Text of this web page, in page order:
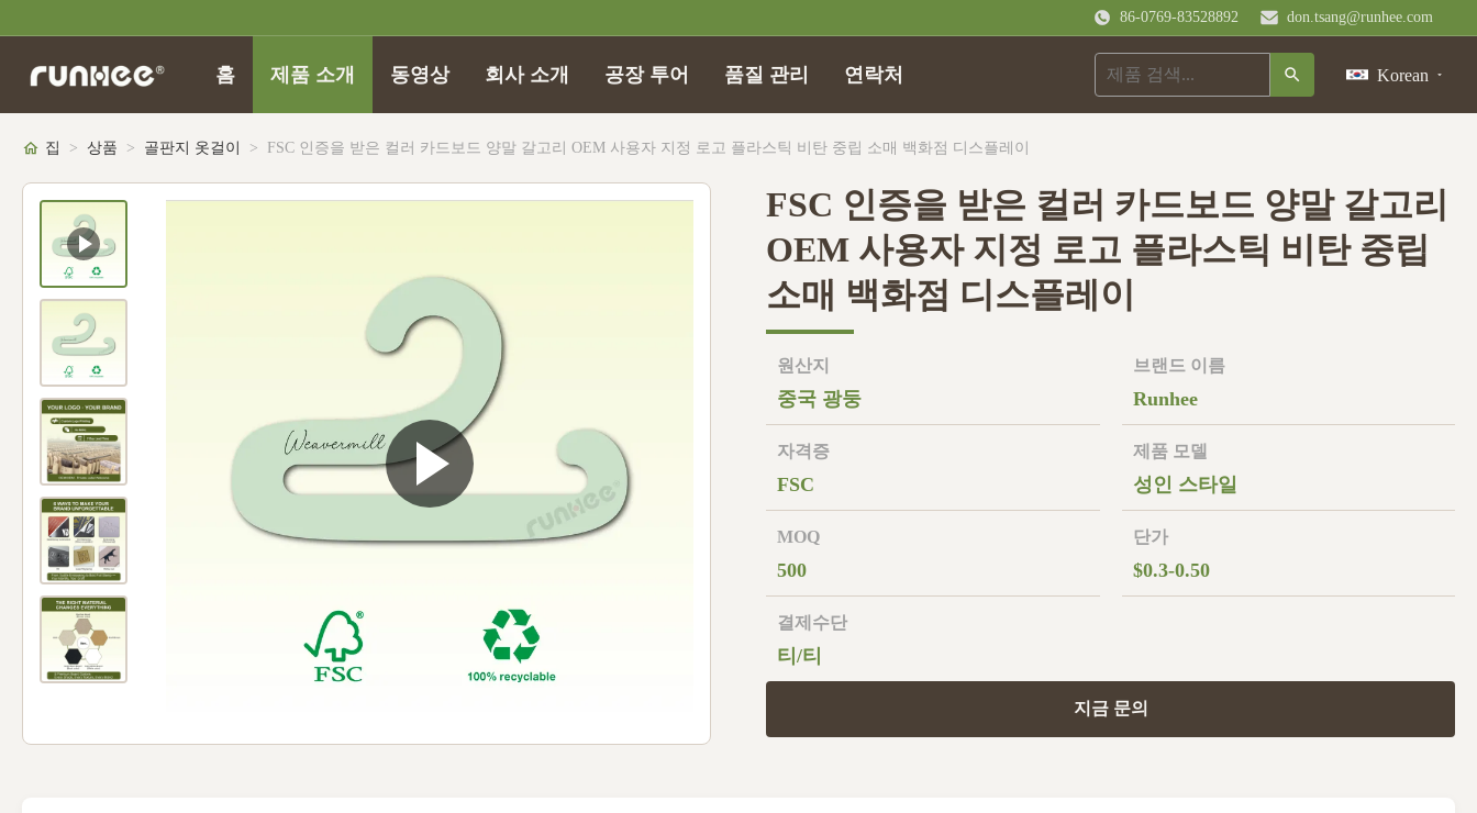
86-0769-83528892 don.tsang@runhee.com
홈 제품 소개 동영상 회사 소개 공장 투어 품질 관리 연락처 Korean
집 > 상품 > 골판지 옷걸이 > FSC 인증을 받은 컬러 카드보드 양말 갈고리 OEM 사용자 지정 로고 플라스틱 비탄 중립 소매 백화점 디스플레이
FSC 인증을 받은 컬러 카드보드 양말 갈고리
OEM 사용자 지정 로고 플라스틱 비탄 중립
소매 백화점 디스플레이
원산지
중국 광둥
브랜드 이름
Runhee
자격증
FSC
제품 모델
성인 스타일
MOQ
500
단가
$0.3-0.50
결제수단
티/티
지금 문의